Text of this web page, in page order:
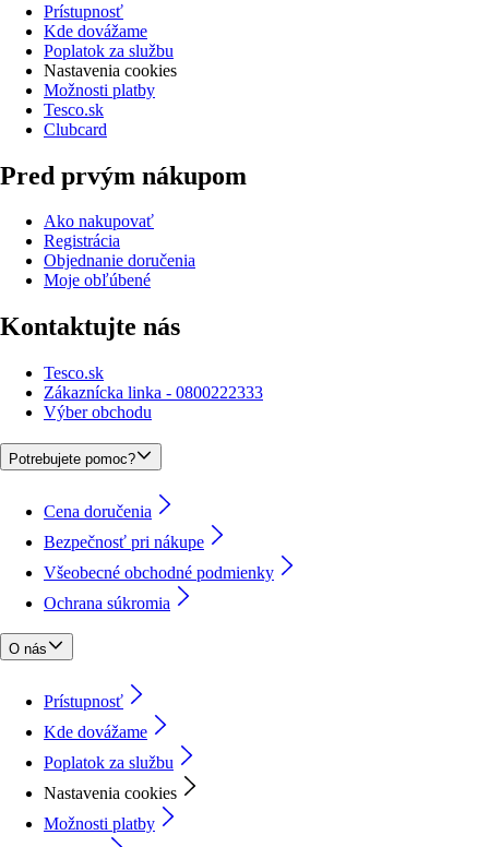
Prístupnosť
Kde dovážame
Poplatok za službu
Nastavenia cookies
Možnosti platby
Tesco.sk
Clubcard
Pred prvým nákupom
Ako nakupovať
Registrácia
Objednanie doručenia
Moje obľúbené
Kontaktujte nás
Tesco.sk
Zákaznícka linka - 0800222333
Výber obchodu
Potrebujete pomoc?
Cena doručenia
Bezpečnosť pri nákupe
Všeobecné obchodné podmienky
Ochrana súkromia
O nás
Prístupnosť
Kde dovážame
Poplatok za službu
Nastavenia cookies
Možnosti platby